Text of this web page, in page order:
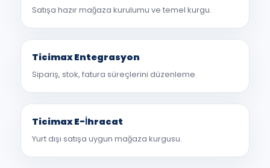
Satışa hazır mağaza kurulumu ve temel kurgu.
Ticimax Entegrasyon
Sipariş, stok, fatura süreçlerini düzenleme.
Ticimax E-İhracat
Yurt dışı satışa uygun mağaza kurgusu.